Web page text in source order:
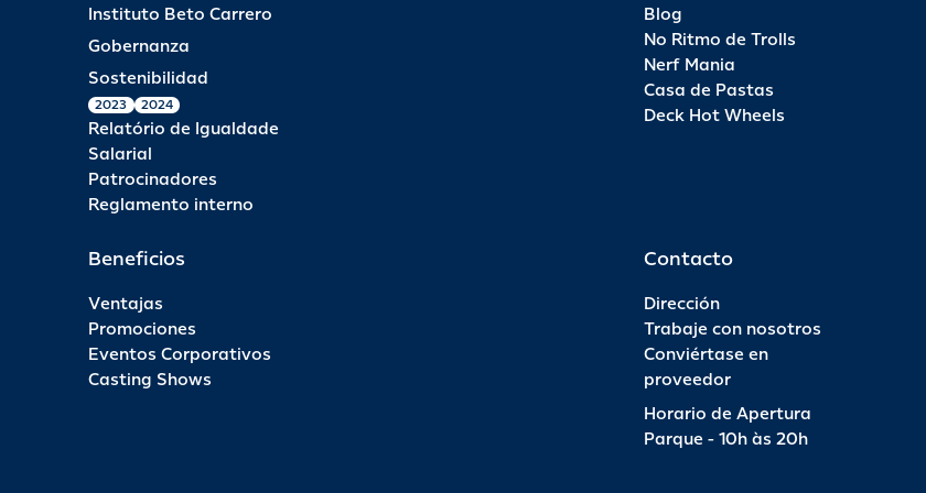
Instituto Beto Carrero
Gobernanza
Sostenibilidad
2023 2024
Relatório de Igualdade
Salarial
Patrocinadores
Reglamento interno
Blog
No Ritmo de Trolls
Nerf Mania
Casa de Pastas
Deck Hot Wheels
Beneficios
Ventajas
Promociones
Eventos Corporativos
Casting Shows
Contacto
Dirección
Trabaje con nosotros
Conviértase en
proveedor
Horario de Apertura
Parque - 10h às 20h